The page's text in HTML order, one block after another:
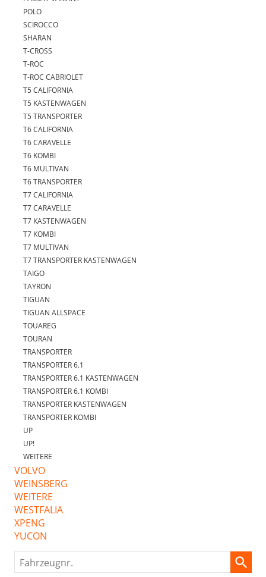
POLO
SCIROCCO
SHARAN
T-CROSS
T-ROC
T-ROC CABRIOLET
T5 CALIFORNIA
T5 KASTENWAGEN
T5 TRANSPORTER
T6 CALIFORNIA
T6 CARAVELLE
T6 KOMBI
T6 MULTIVAN
T6 TRANSPORTER
T7 CALIFORNIA
T7 CARAVELLE
T7 KASTENWAGEN
T7 KOMBI
T7 MULTIVAN
T7 TRANSPORTER KASTENWAGEN
TAIGO
TAYRON
TIGUAN
TIGUAN ALLSPACE
TOUAREG
TOURAN
TRANSPORTER
TRANSPORTER 6.1
TRANSPORTER 6.1 KASTENWAGEN
TRANSPORTER 6.1 KOMBI
TRANSPORTER KASTENWAGEN
TRANSPORTER KOMBI
UP
UP!
WEITERE
VOLVO
WEINSBERG
WEITERE
WESTFALIA
XPENG
YUCON
Fahrzeugnr.